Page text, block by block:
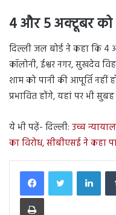
4और5अक्टूबर को
दिल्ली जल बोर्ड ने कहा कि 4
कॉलोनी, ईश्वर नगर, सुखदेव
शाम को पानी की आपूर्ति नहीं
प्रभावित होंगे, यहां पर भी
ये भी पढ़ें- दिल्ली: उच्च
का विरोध, सीबीएसई ने कहा
Print